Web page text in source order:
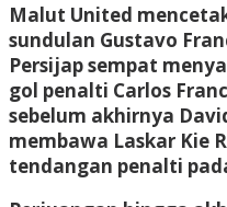
Malut United
sundulan Gustavo
Persijap sempat
gol penalti Carlos
sebelum akhirnya
membawa Laskar Kie
tendangan penalti